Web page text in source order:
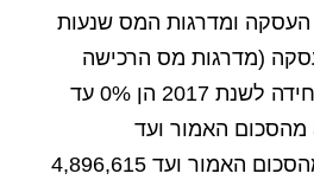
העסקה ומדרגות המס שנעות
ל -10% מהעסקה (מדרגות מס הרכישה
לבעל דירת מגורים יחידה לשנת 2017 הן 0% עד
1,600,175 ₪, 3.5% מהסכום האמור ועד
1,898,005 ₪, 5% מהסכום האמור ועד 4,896,615